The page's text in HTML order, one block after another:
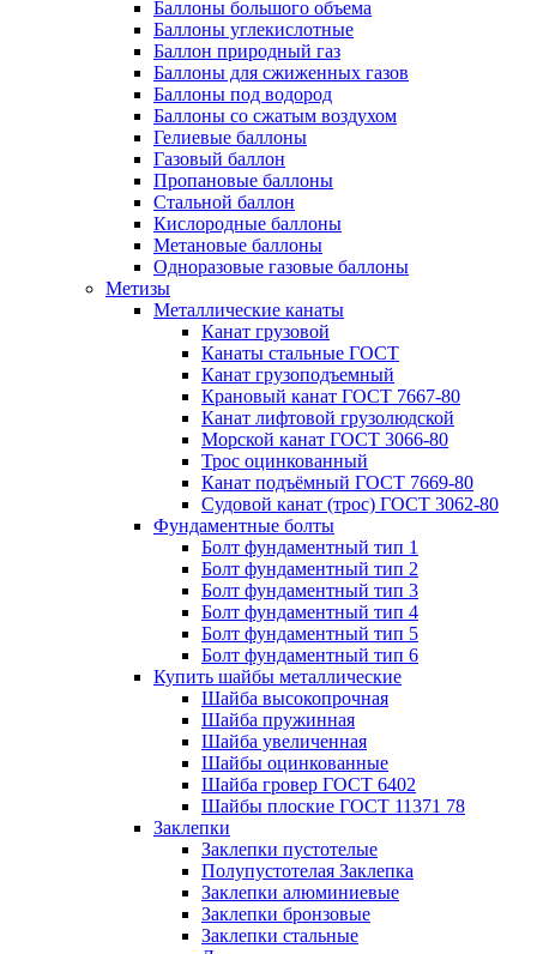
Баллоны большого объема
Баллоны углекислотные
Баллон природный газ
Баллоны для сжиженных газов
Баллоны под водород
Баллоны со сжатым воздухом
Гелиевые баллоны
Газовый баллон
Пропановые баллоны
Стальной баллон
Кислородные баллоны
Метановые баллоны
Одноразовые газовые баллоны
Метизы
Металлические канаты
Канат грузовой
Канаты стальные ГОСТ
Канат грузоподъемный
Крановый канат ГОСТ 7667-80
Канат лифтовой грузолюдской
Морской канат ГОСТ 3066-80
Трос оцинкованный
Канат подъёмный ГОСТ 7669-80
Судовой канат (трос) ГОСТ 3062-80
Фундаментные болты
Болт фундаментный тип 1
Болт фундаментный тип 2
Болт фундаментный тип 3
Болт фундаментный тип 4
Болт фундаментный тип 5
Болт фундаментный тип 6
Купить шайбы металлические
Шайба высокопрочная
Шайба пружинная
Шайба увеличенная
Шайбы оцинкованные
Шайба гровер ГОСТ 6402
Шайбы плоские ГОСТ 11371 78
Заклепки
Заклепки пустотелые
Полупустотелая Заклепка
Заклепки алюминиевые
Заклепки бронзовые
Заклепки стальные